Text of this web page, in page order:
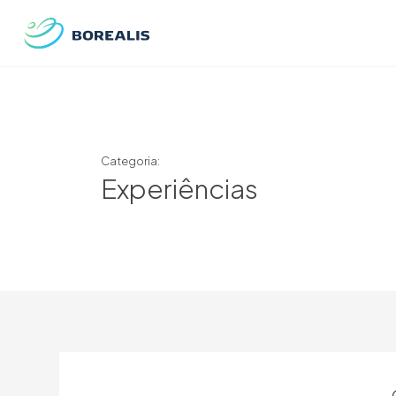
Categoria:
Experiências